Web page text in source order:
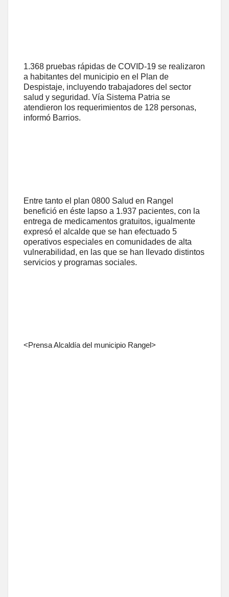
1.368 pruebas rápidas de COVID-19 se realizaron
a habitantes del municipio en el Plan de
Despistaje, incluyendo trabajadores del sector
salud y seguridad. Vía Sistema Patria se
atendieron los requerimientos de 128 personas,
informó Barrios.
Entre tanto el plan 0800 Salud en Rangel
benefició en éste lapso a 1.937 pacientes, con la
entrega de medicamentos gratuitos, igualmente
expresó el alcalde que se han efectuado 5
operativos especiales en comunidades de alta
vulnerabilidad, en las que se han llevado distintos
servicios y programas sociales.
<Prensa Alcaldía del municipio Rangel>